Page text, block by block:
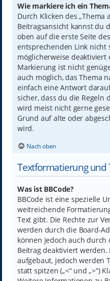
Wie markiere ich ein
Durch Klicken des „Thema
Beitragsansicht kannst du
oben auf die erste Seite
entsprechenden Link nicht
möglicherweise deaktiviert
Markierung ist nicht
auch möglich, das Thema
einfach eine Antwort
sicher, dass du die Regeln
wird meist nicht gerne
Grund auf alte oder
wird.
Nach oben
Textformatierung
Was ist BBCode?
BBCode ist eine spezielle
weitreichende
Text gibt. Die Rechte zur
werden durch die Board-
können jedoch auch
Beitrag deaktiviert werden.
aufgebaut, jedoch werden
statt spitzen („<“ und „>“)